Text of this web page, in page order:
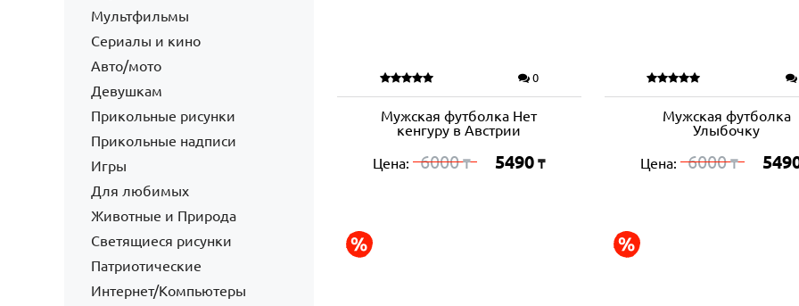
Мультфильмы
Сериалы и кино
Авто/мото
Девушкам
Прикольные рисунки
Прикольные надписи
Игры
Для любимых
Животные и Природа
Светящиеся рисунки
Патриотические
Интернет/Компьютеры
0
Мужская футболка Нет
кенгуру в Австрии
Цена: 6000₸ 5490 ₸
Мужская футболка
Улыбочку
Цена: 6000₸